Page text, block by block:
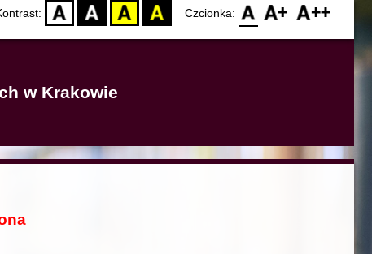
D BW YB BY Czcionka: F0 F1 F2
w Krakowie